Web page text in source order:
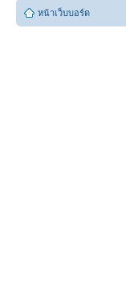
หน้าเว็บบอร์ด